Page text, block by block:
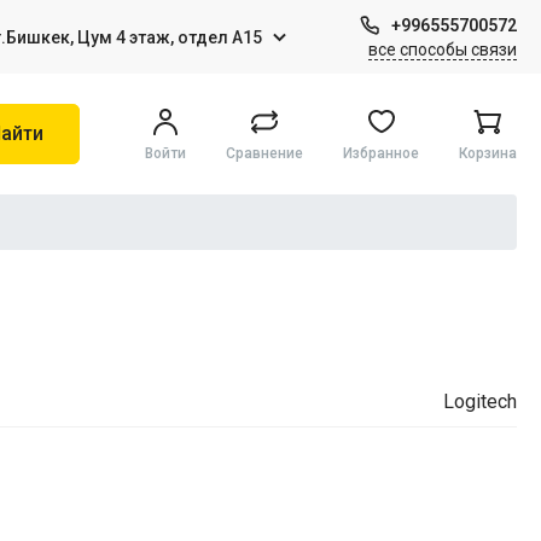
Цум 4 этаж, отдел А15
+996555700572
все способы связи
Войти Сравнение Избранное Корзина
Logitech